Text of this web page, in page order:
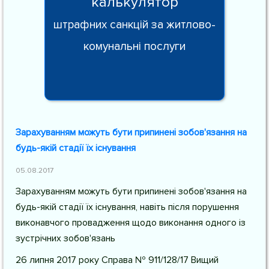
штрафних санкцій за житлово-
комунальні послуги
Зарахуванням можуть бути припинені зобов'язання на
будь-якій стадії їх існування
05.08.2017
Зарахуванням можуть бути припинені зобов'язання на
будь-якій стадії їх існування, навіть після порушення
виконавчого провадження щодо виконання одного із
зустрічних зобов'язань
26 липня 2017 року Справа № 911/128/17 Вищий